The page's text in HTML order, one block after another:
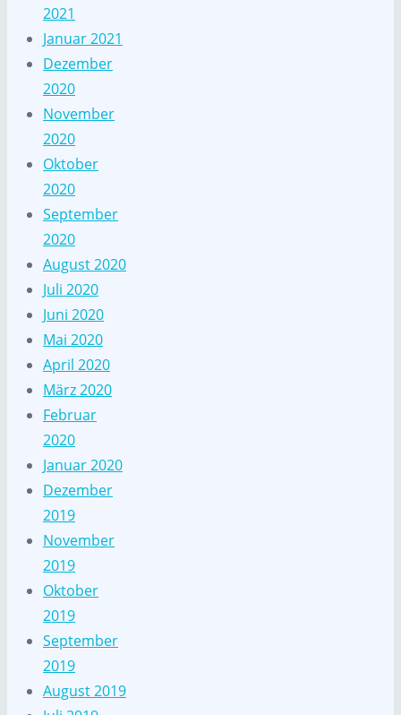
2021
Januar 2021
Dezember
2020
November
2020
Oktober
2020
September
2020
August 2020
Juli 2020
Juni 2020
Mai 2020
April 2020
März 2020
Februar
2020
Januar 2020
Dezember
2019
November
2019
Oktober
2019
September
2019
August 2019